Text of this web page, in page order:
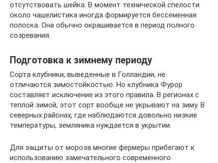
отсутствовать шейка. В момент технической спелости
около чашелистика иногда формируется бессеменная
полоска. Она обычно окрашивается в период полного
созревания.
Подготовка к зимнему периоду
Сорта клубники, выведенные в Голландии, не
отличаются зимостойкостью. Но клубника Фурор
составляет исключение из этого правила. В регионах с
теплой зимой, этот сорт вообще не укрывают на зиму. В
северных районах, где наблюдаются довольно низкие
температуры, земляника нуждается в укрытии.
Для защиты от мороза многие фермеры прибегают к
использованию замечательного современного